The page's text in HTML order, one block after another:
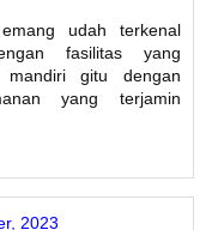
udah terkenal
fasilitas yang
mandiri gitu dengan
yang terjamin
2023